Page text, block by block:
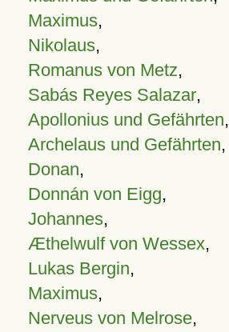
Maximus,
Nikolaus,
Romanus von Metz,
Sabás Reyes Salazar,
Apollonius und Gefährten,
Archelaus und Gefährten,
Donan,
Donnán von Eigg,
Johannes,
Æthelwulf von Wessex,
Lukas Bergin,
Maximus,
Nerveus von Melrose,